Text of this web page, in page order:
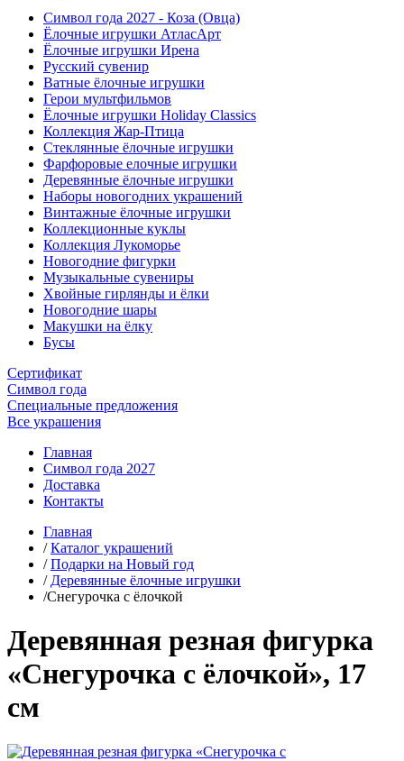
Символ года 2027 - Коза (Овца)
Ёлочные игрушки АтласАрт
Ёлочные игрушки Ирена
Русский сувенир
Ватные ёлочные игрушки
Герои мультфильмов
Ёлочные игрушки Holiday Classics
Коллекция Жар-Птица
Стеклянные ёлочные игрушки
Фарфоровые елочные игрушки
Деревянные ёлочные игрушки
Наборы новогодних украшений
Винтажные ёлочные игрушки
Коллекционные куклы
Коллекция Лукоморье
Новогодние фигурки
Музыкальные сувениры
Хвойные гирлянды и ёлки
Новогодние шары
Макушки на ёлку
Бусы
Сертификат
Символ года
Специальные предложения
Все украшения
Главная
Символ года 2027
Доставка
Контакты
Главная
/Каталог украшений
/Подарки на Новый год
/ Деревянные ёлочные игрушки
/Снегурочка с ёлочкой
Деревянная резная фигурка
«Снегурочка с ёлочкой», 17
см